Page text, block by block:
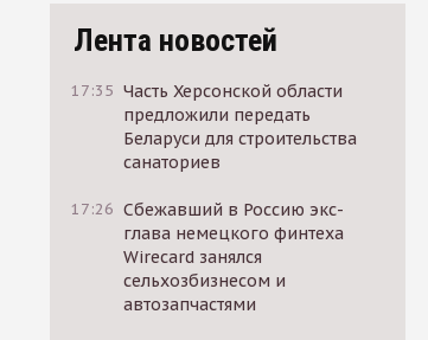
Лента новостей
17:35 Часть Херсонской области
предложили передать
Беларуси для строительства
санаториев
17:26 Сбежавший в Россию экс-
глава немецкого финтеха
Wirecard занялся
сельхозбизнесом и
автозапчастями